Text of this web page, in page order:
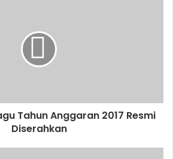
Tahun Anggaran 2017 Resmi
Diserahkan